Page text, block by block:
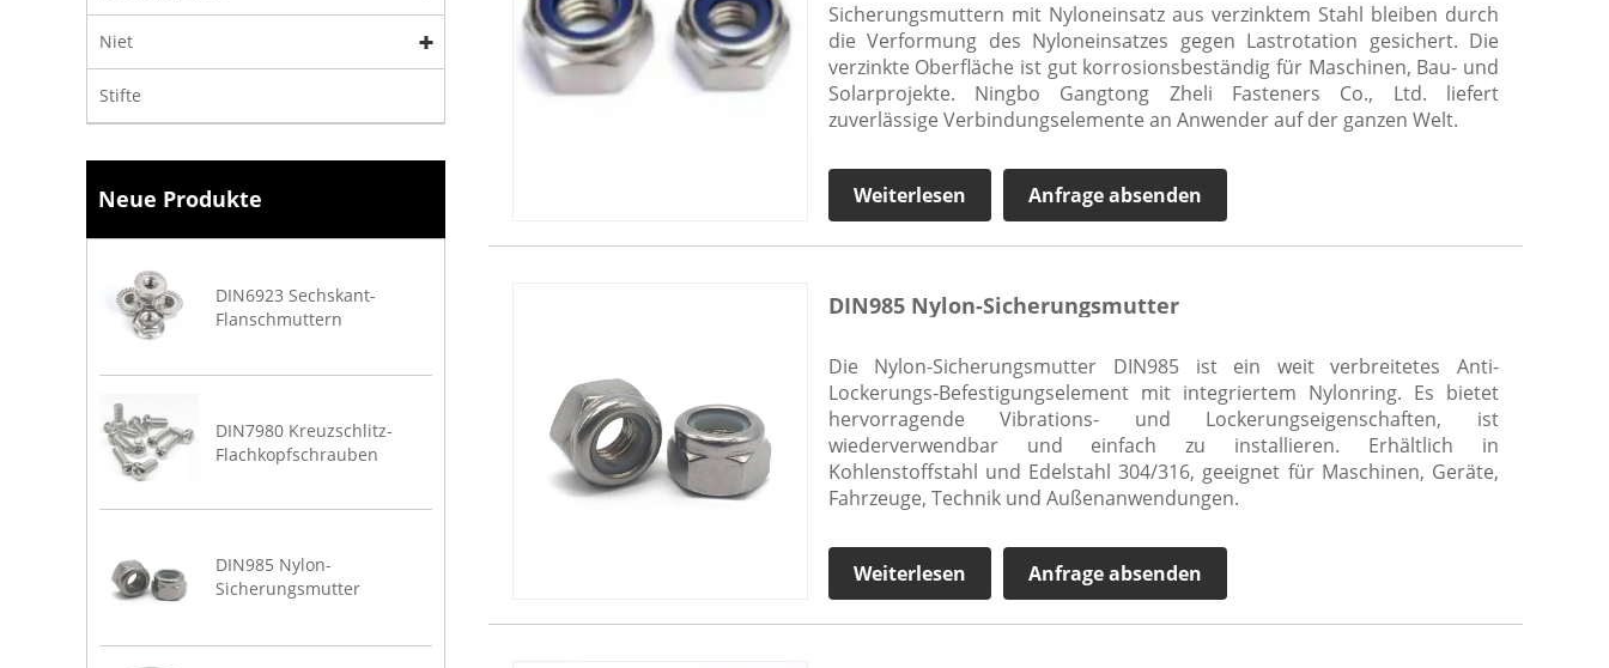
Niet
Stifte
Neue Produkte
DIN6923 Sechskant-
Flanschmuttern
DIN7980 Kreuzschlitz-
Flachkopfschrauben
DIN985 Nylon-
Sicherungsmutter
Sicherungsmuttern mit Nyloneinsatz aus verzinktem Stahl bleiben durch
die Verformung des Nyloneinsatzes gegen Lastrotation gesichert. Die
verzinkte Oberfläche ist gut korrosionsbeständig für Maschinen, Bau- und
Solarprojekte. Ningbo Gangtong Zheli Fasteners Co., Ltd. liefert
zuverlässige Verbindungselemente an Anwender auf der ganzen Welt.
Weiterlesen Anfrage absenden
DIN985 Nylon-Sicherungsmutter
Die Nylon-Sicherungsmutter DIN985 ist ein weit verbreitetes Anti-
Lockerungs-Befestigungselement mit integriertem Nylonring. Es bietet
hervorragende Vibrations- und Lockerungseigenschaften, ist
wiederverwendbar und einfach zu installieren. Erhältlich in
Kohlenstoffstahl und Edelstahl 304/316, geeignet für Maschinen, Geräte,
Fahrzeuge, Technik und Außenanwendungen.
Weiterlesen Anfrage absenden